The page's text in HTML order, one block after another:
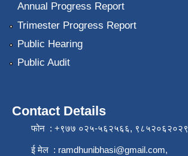
Annual Progress Report
Trimester Progress Report
Public Hearing
Public Audit
Contact Details
फोन : +९७७ ०२५-५६२५६६, ९८५२०६२०२९
ई मेल : ramdhunibhasi@gmail.com,